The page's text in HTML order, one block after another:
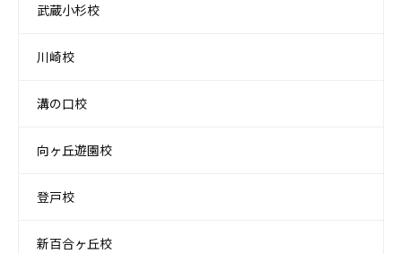
武蔵小杉校
川崎校
溝の口校
向ヶ丘遊園校
登戸校
新百合ヶ丘校